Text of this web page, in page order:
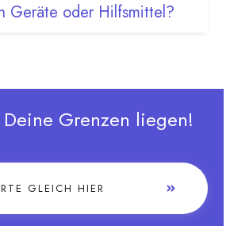
Geräte oder Hilfsmittel?
Deine Grenzen liegen!
GLEICH HIER